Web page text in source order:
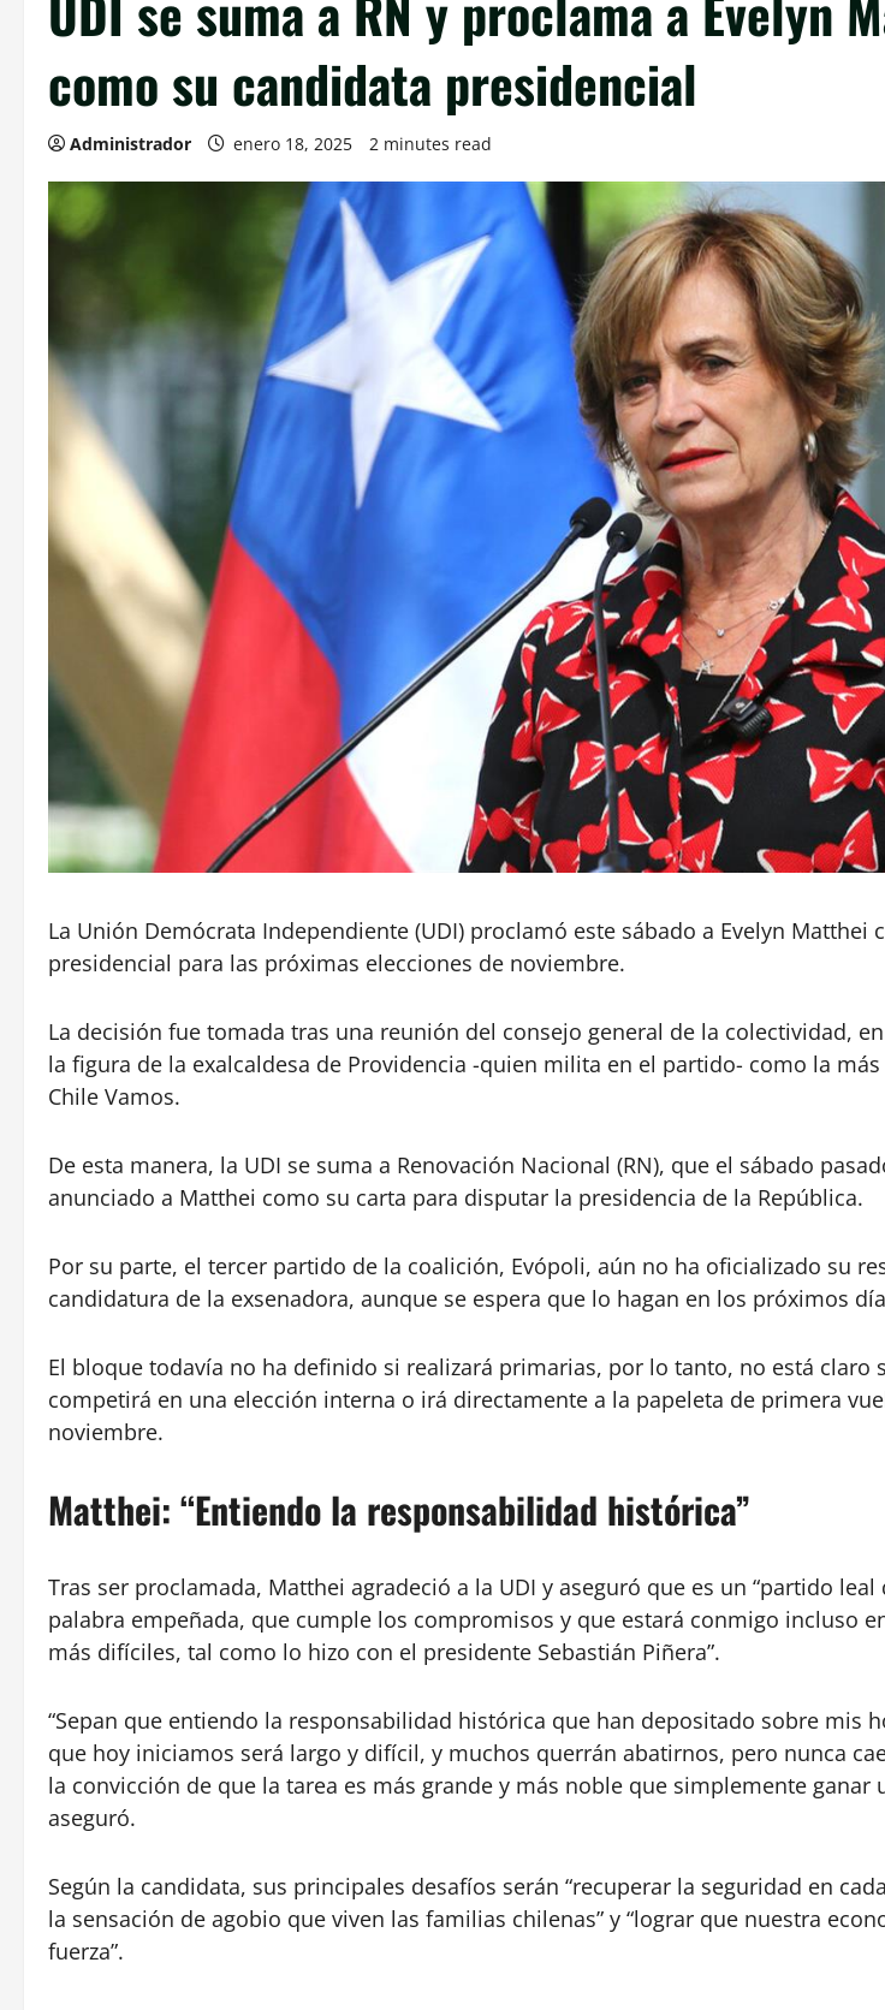
como su candidata presidencial
Administrador enero 18, 2025 2 minutes read
La Unión Demócrata Independiente (UDI) proclamó este sábado a Evelyn Matthei
presidencial para las próximas elecciones de noviembre.
La decisión fue tomada tras una reunión del consejo general de la colectividad,
la figura de la exalcaldesa de Providencia -quien milita en el partido- como la
Chile Vamos.
De esta manera, la UDI se suma a Renovación Nacional (RN), que el sábado
anunciado a Matthei como su carta para disputar la presidencia de la República.
Por su parte, el tercer partido de la coalición, Evópoli, aún no ha oficializado su
candidatura de la exsenadora, aunque se espera que lo hagan en los próximos
El bloque todavía no ha definido si realizará primarias, por lo tanto, no está claro
competirá en una elección interna o irá directamente a la papeleta de primera
noviembre.
Matthei: “Entiendo la responsabilidad histórica”
Tras ser proclamada, Matthei agradeció a la UDI y aseguró que es un “partido leal
palabra empeñada, que cumple los compromisos y que estará conmigo incluso
más difíciles, tal como lo hizo con el presidente Sebastián Piñera”.
“Sepan que entiendo la responsabilidad histórica que han depositado sobre mis
que hoy iniciamos será largo y difícil, y muchos querrán abatirnos, pero nunca
la convicción de que la tarea es más grande y más noble que simplemente ganar
aseguró.
Según la candidata, sus principales desafíos serán “recuperar la seguridad en
la sensación de agobio que viven las familias chilenas” y “lograr que nuestra
fuerza”.